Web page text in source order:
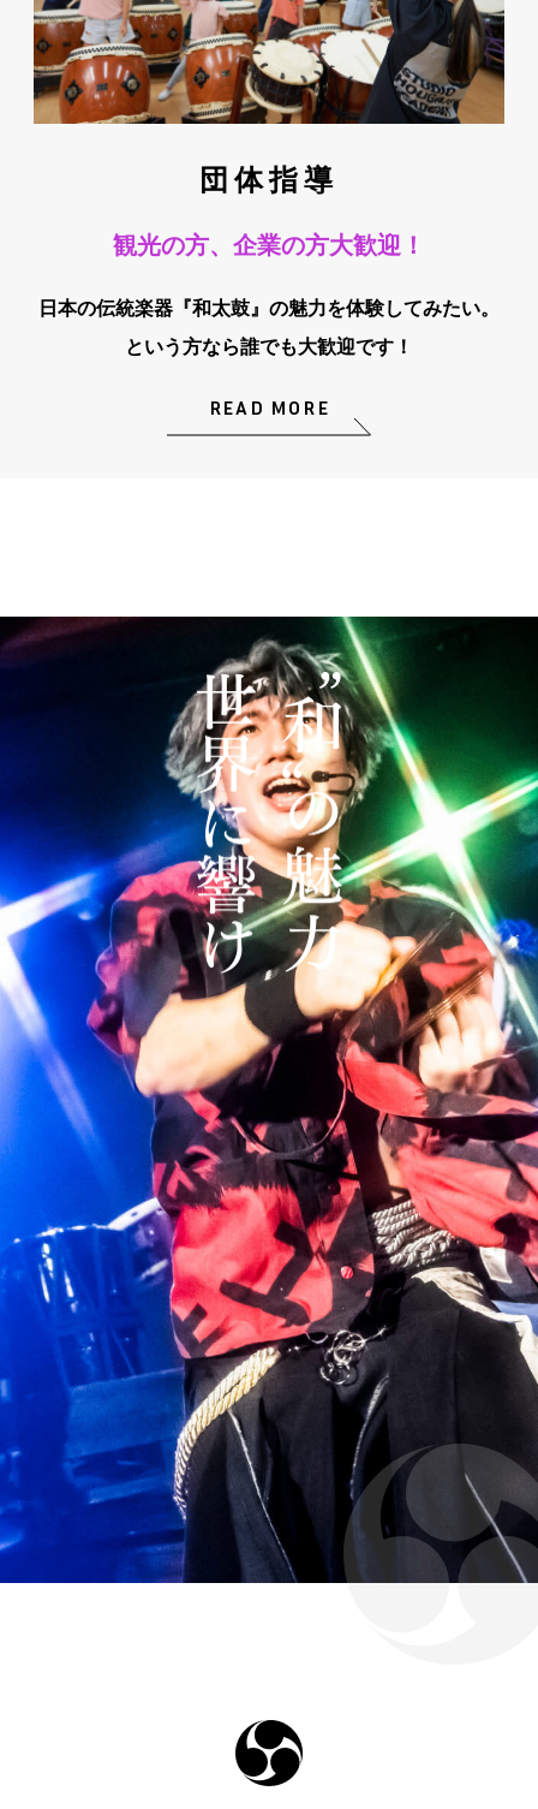
団体指導
観光の方、企業の方大歓迎！
日本の伝統楽器『和太鼓』の魅力を体験してみたい。
という方なら誰でも大歓迎です！
READ MORE